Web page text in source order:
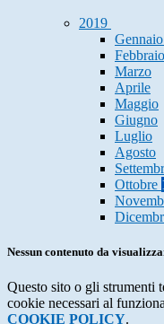
2019
Gennaio
Febbraio
Marzo
Aprile
Maggio
Giugno
Luglio
Agosto
Ottobre
Nessun contenuto da
Questo sito o gli strumenti
cookie necessari al
COOKIE POLICY.